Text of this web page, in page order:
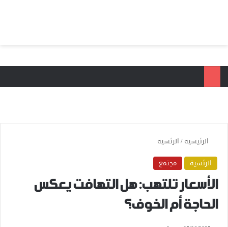
الرئيسية/الرئسية
الرئسية
مجتمع
الأسعار تلتهب: هل التهافت يعكس
الحاجة أم الخوف؟